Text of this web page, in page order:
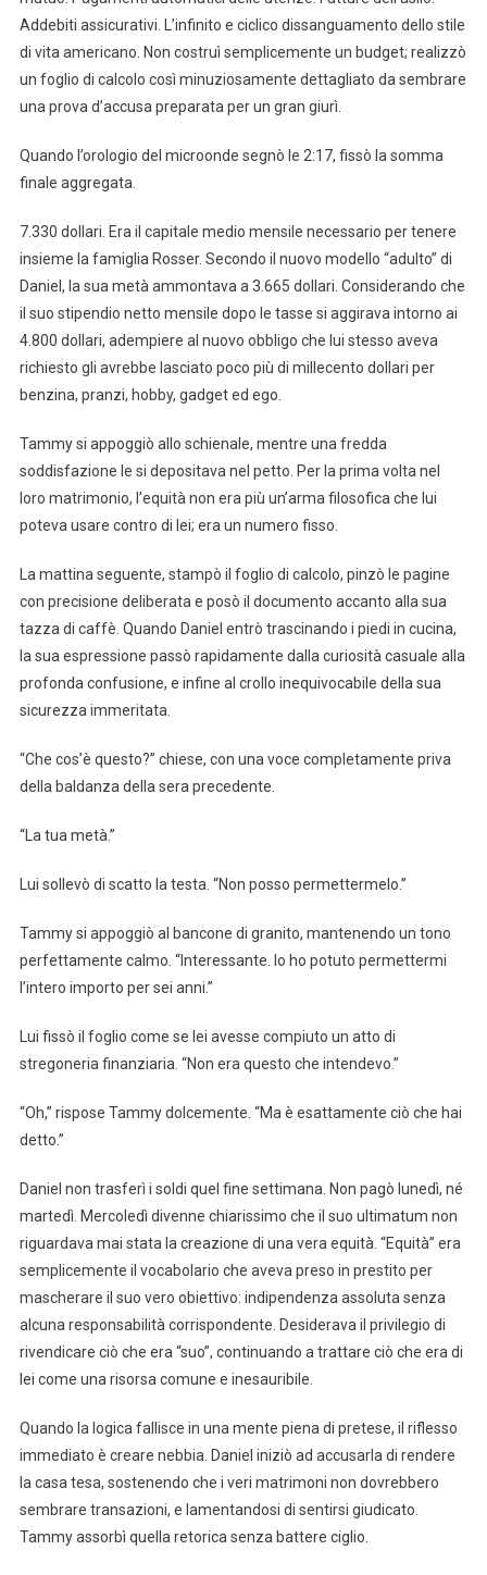
Addebiti assicurativi. L’infinito e ciclico dissanguamento dello stile
di vita americano. Non costruì semplicemente un budget; realizzò
un foglio di calcolo così minuziosamente dettagliato da sembrare
una prova d’accusa preparata per un gran giurì.
Quando l’orologio del microonde segnò le 2:17, fissò la somma
finale aggregata.
7.330 dollari. Era il capitale medio mensile necessario per tenere
insieme la famiglia Rosser. Secondo il nuovo modello “adulto” di
Daniel, la sua metà ammontava a 3.665 dollari. Considerando che
il suo stipendio netto mensile dopo le tasse si aggirava intorno ai
4.800 dollari, adempiere al nuovo obbligo che lui stesso aveva
richiesto gli avrebbe lasciato poco più di millecento dollari per
benzina, pranzi, hobby, gadget ed ego.
Tammy si appoggiò allo schienale, mentre una fredda
soddisfazione le si depositava nel petto. Per la prima volta nel
loro matrimonio, l’equità non era più un’arma filosofica che lui
poteva usare contro di lei; era un numero fisso.
La mattina seguente, stampò il foglio di calcolo, pinzò le pagine
con precisione deliberata e posò il documento accanto alla sua
tazza di caffè. Quando Daniel entrò trascinando i piedi in cucina,
la sua espressione passò rapidamente dalla curiosità casuale alla
profonda confusione, e infine al crollo inequivocabile della sua
sicurezza immeritata.
“Che cos’è questo?” chiese, con una voce completamente priva
della baldanza della sera precedente.
“La tua metà.”
Lui sollevò di scatto la testa. “Non posso permettermelo.”
Tammy si appoggiò al bancone di granito, mantenendo un tono
perfettamente calmo. “Interessante. Io ho potuto permettermi
l’intero importo per sei anni.”
Lui fissò il foglio come se lei avesse compiuto un atto di
stregoneria finanziaria. “Non era questo che intendevo.”
“Oh,” rispose Tammy dolcemente. “Ma è esattamente ciò che hai
detto.”
Daniel non trasferì i soldi quel fine settimana. Non pagò lunedì, né
martedì. Mercoledì divenne chiarissimo che il suo ultimatum non
riguardava mai stata la creazione di una vera equità. “Equità” era
semplicemente il vocabolario che aveva preso in prestito per
mascherare il suo vero obiettivo: indipendenza assoluta senza
alcuna responsabilità corrispondente. Desiderava il privilegio di
rivendicare ciò che era “suo”, continuando a trattare ciò che era di
lei come una risorsa comune e inesauribile.
Quando la logica fallisce in una mente piena di pretese, il riflesso
immediato è creare nebbia. Daniel iniziò ad accusarla di rendere
la casa tesa, sostenendo che i veri matrimoni non dovrebbero
sembrare transazioni, e lamentandosi di sentirsi giudicato.
Tammy assorbì quella retorica senza battere ciglio.